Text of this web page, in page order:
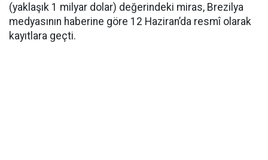
(yaklaşık 1 milyar dolar) değerindeki miras, Brezilya
medyasının haberine göre 12 Haziran’da resmî olarak
kayıtlara geçti.